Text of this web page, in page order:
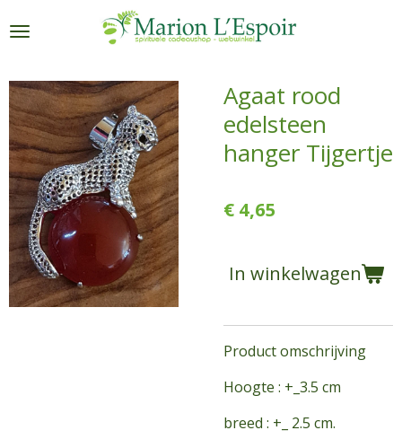
direct
de
hoofdinhoud
Agaat rood
edelsteen
hanger Tijgertje
€ 4,65
In winkelwagen
Product omschrijving
Hoogte : +_3.5 cm
breed : +_ 2.5 cm.